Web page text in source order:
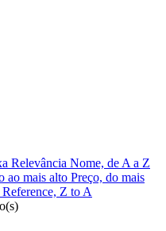
Relevância Nome, de A a Z
ao mais alto Preço, do mais
Reference, Z to A